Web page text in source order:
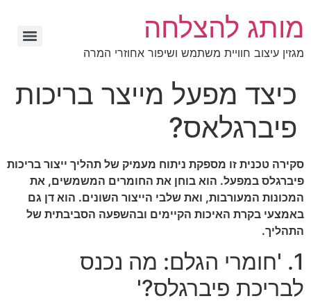
מותג להצלחה
מגזין עיצוב חוויית משתמש ושיפור אחוזרי המרה
כיצד מפעל מייצר בריכות
פיברגלאס?
סקירה טכנית זו מספקת ניתוח מעמיק של תהליך ייצור בריכות
פיברגלס במפעל. הוא בוחן את החומרים המשמשים, את
המכונות המעורבות, ואת שלבי הייצור השונים. הוא דן גם
באמצעי בקרת האיכות הקיימים ובהשפעה הסביבתית של
התהליך.
1. 'חומרי הגלם: מה נכנס
לבריכת פיברגלס?'